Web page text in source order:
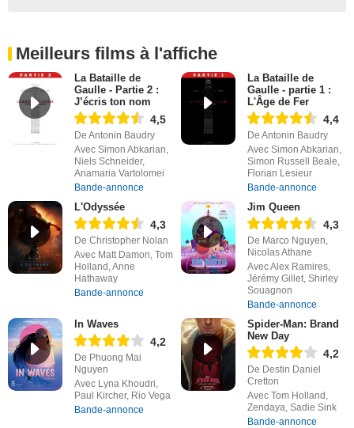
Meilleurs films à l'affiche
La Bataille de
Gaulle - Partie 2 :
J’écris ton nom
4,5
De Antonin Baudry
Avec Simon Abkarian,
Niels Schneider,
Anamaria Vartolomei
Bande-annonce
La Bataille de
Gaulle - partie 1 :
L'Âge de Fer
4,4
De Antonin Baudry
Avec Simon Abkarian,
Simon Russell Beale,
Florian Lesieur
Bande-annonce
L'Odyssée
4,3
De Christopher Nolan
Avec Matt Damon, Tom
Holland, Anne
Hathaway
Bande-annonce
Jim Queen
4,3
De Marco Nguyen,
Nicolas Athane
Avec Alex Ramires,
Jérémy Gillet, Shirley
Souagnon
Bande-annonce
In Waves
4,2
De Phuong Mai
Nguyen
Avec Lyna Khoudri,
Paul Kircher, Rio Vega
Bande-annonce
Spider-Man: Brand
New Day
4,2
De Destin Daniel
Cretton
Avec Tom Holland,
Zendaya, Sadie Sink
Bande-annonce